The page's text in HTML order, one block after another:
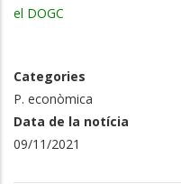
el DOGC
Categories
P. econòmica
Data de la notícia
09/11/2021